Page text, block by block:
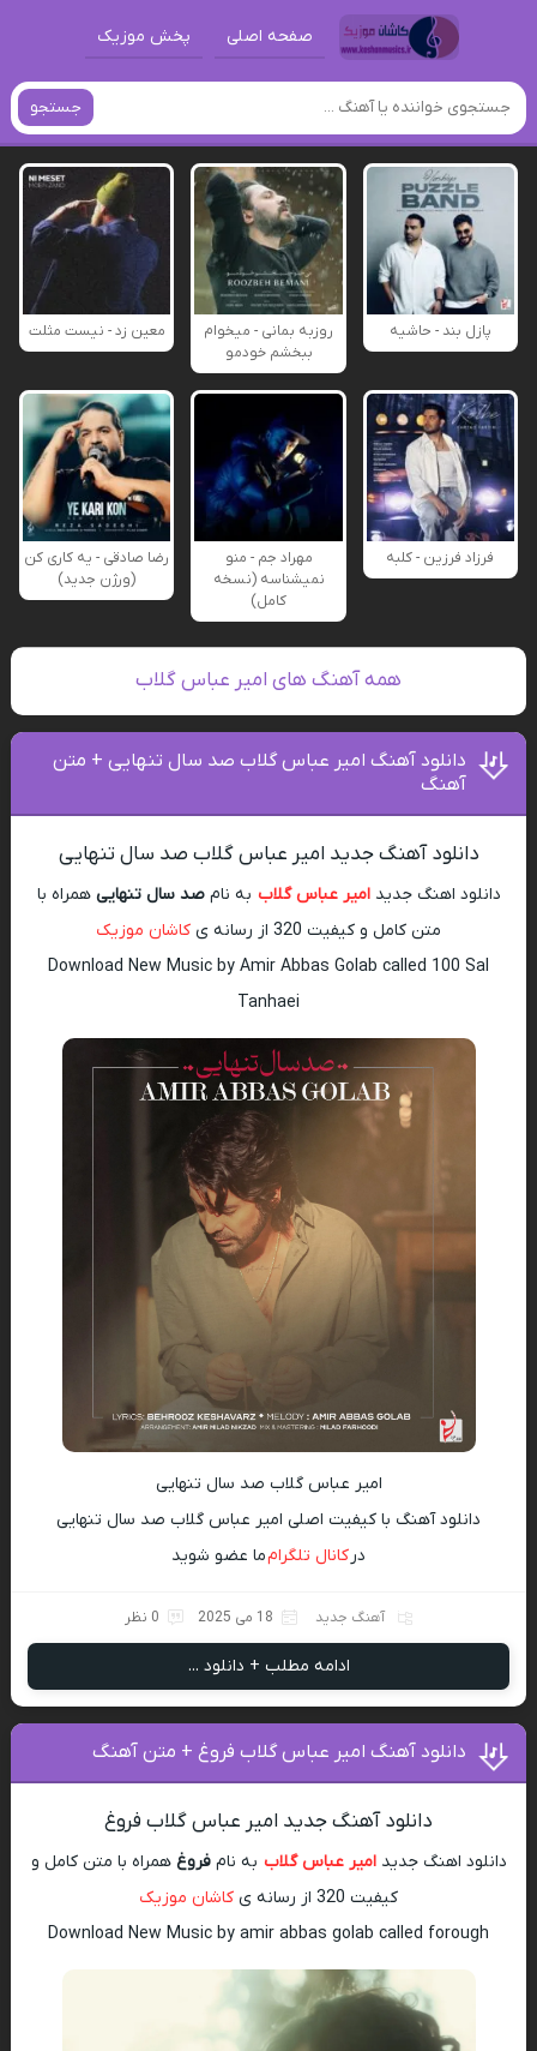
صفحه اصلی پخش موزیک
جستجو
پازل بند - حاشیه
روزبه بمانی - میخوام
ببخشم خودمو
معین زد - نیست مثلت
فرزاد فرزین - کلبه
مهراد جم - منو
نمیشناسه (نسخه
کامل)
رضا صادقی - یه کاری کن
(ورژن جدید)
همه آهنگ های امیر عباس گلاب
دانلود آهنگ امیر عباس گلاب صد سال تنهایی + متن
آهنگ
دانلود آهنگ جدید امیر عباس گلاب صد سال تنهایی
دانلود اهنگ جدیدامیر عباس گلاب به نامصد سال تنهایی همراه با
متن کامل و کیفیت 320 از رسانه ی
کاشان موزیک
Download New Music by Amir Abbas Golab called 100 Sal
Tanhaei
امیر عباس گلاب صد سال تنهایی
دانلود آهنگ با کیفیت اصلی امیر عباس گلاب صد سال تنهایی
درکانال تلگرامما عضو شوید
آهنگ جدید 18 می 2025 0 نظر
ادامه مطلب + دانلود ...
دانلود آهنگ امیر عباس گلاب فروغ + متن آهنگ
دانلود آهنگ جدید امیر عباس گلاب فروغ
دانلود اهنگ جدیدامیر عباس گلاب به نامفروغ همراه با متن کامل و
کیفیت 320 از رسانه ی
کاشان موزیک
Download New Music by amir abbas golab called forough